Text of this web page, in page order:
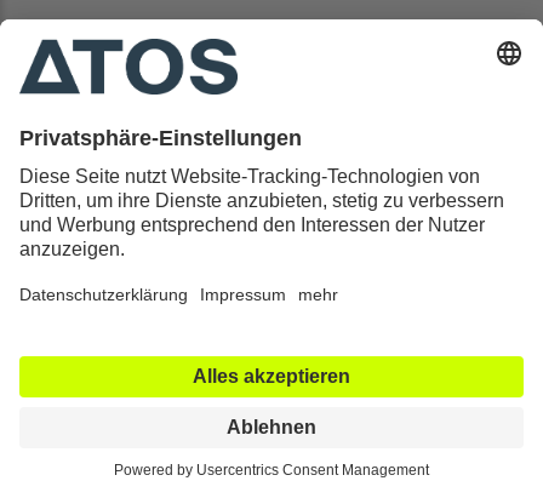
Kontakt & Rechtliches
Alle ATOS Kliniken